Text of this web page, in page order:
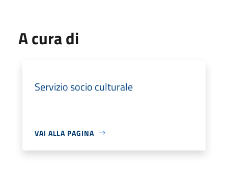
A cura di
Servizio socio culturale
VAI ALLA PAGINA